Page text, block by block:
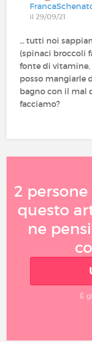
il 29/09/21
... tutti noi
(spinaci broccoli
fonte di
posso mangiarle
bagno con il mal
facciamo?
2
questo
ne
È